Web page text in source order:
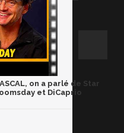
on a parlé de Star
et DiCaprio